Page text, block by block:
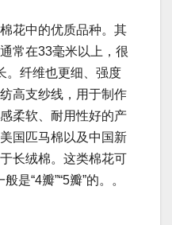
花中的优质品种。其
常在33毫米以上，很
。纤维也更细、强度
高支纱线，用于制作
柔软、耐用性好的产
国匹马棉以及中国新
长绒棉。这类棉花可
是“4瓣”“5瓣”的。。